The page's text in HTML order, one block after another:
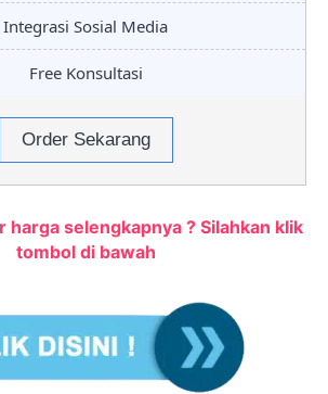
Integrasi Sosial Media
Free Konsultasi
Order Sekarang
harga selengkapnya ? Silahkan klik
tombol di bawah